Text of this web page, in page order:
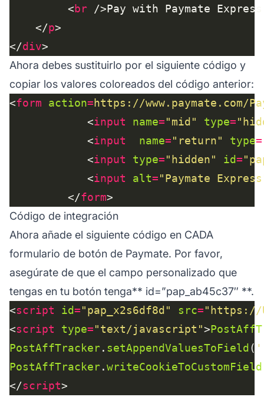
         <
br
    </
p
</div
Ahora debes sustituirlo por el siguiente código y
copiar los valores coloreados del código anterior:
<form action=https://www.paymate.com/
            <
input name="mid" type=
            <
input name="return" type=
            <
input type="hidden" id=
            <
input alt="Paymate
         </
form
Código de integración
Ahora añade el siguiente código en CADA
formulario de botón de Paymate. Por favor,
asegúrate de que el campo personalizado que
tengas en tu botón tenga** id=”pap_ab45c37″ **.
<script id="pap_x2s6df8d" src="https://
<script type="text/javascript">
PostAffTracker. setAppendValuesToField(
PostAffTracker.writeCookieToCustomField
</script